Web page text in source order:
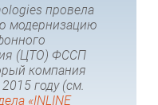
провела
модернизацию
(ЦТО) ФССП
компания
году (см.
«INLINE